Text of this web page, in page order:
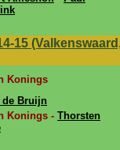
15
Konings
de Bruijn
Konings - Thorsten